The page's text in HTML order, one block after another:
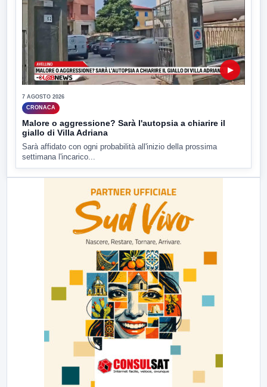
▶
7 AGOSTO 2026
CRONACA
Malore o aggressione? Sarà l'autopsia a chiarire il
giallo di Villa Adriana
Sarà affidato con ogni probabilità all'inizio della prossima
settimana l'incarico...